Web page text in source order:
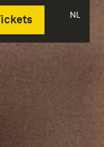
NL
Deutsch